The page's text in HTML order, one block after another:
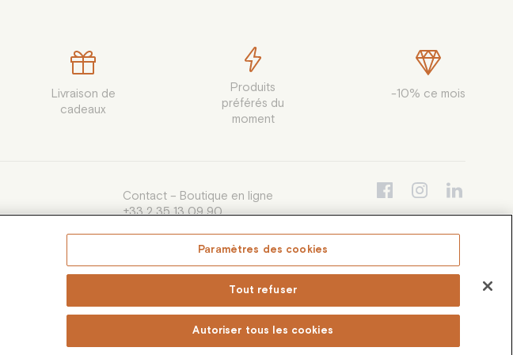
43 pce.
46 pce.
48 pce.
49 pce.
Livraison de
cadeaux
Produits
préférés du
moment
-10% ce mois
Contact – Boutique en ligne
+33 2 35 13 09 90
13h30 à 16h00, appel non surtaxé
Paramètres des cookies
Tout refuser
Autoriser tous les cookies